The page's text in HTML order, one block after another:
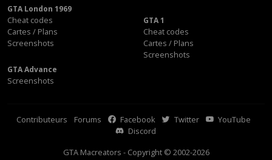
GTA London 1969
Cheat codes
Cartes / Plans
Screenshots
GTA 1
Cheat codes
Cartes / Plans
Screenshots
GTA Advance
Screenshots
Contributeurs Forums Facebook Twitter
YouTube
Discord
GTA Macreators - Copyright © 2002-2026